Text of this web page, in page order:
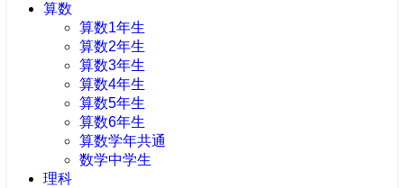
算数
算数1年生
算数2年生
算数3年生
算数4年生
算数5年生
算数6年生
算数学年共通
数学中学生
理科